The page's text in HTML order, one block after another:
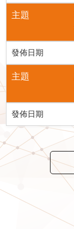
主題
發佈日期
主題
發佈日期